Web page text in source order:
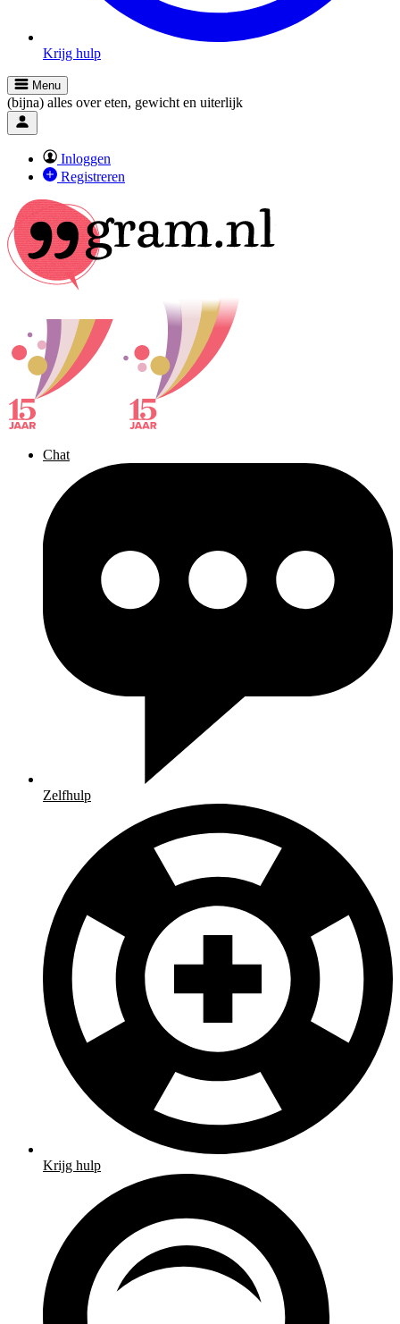
Krijg hulp
Menu
(bijna) alles over eten, gewicht en uiterlijk
Inloggen
Registreren
Chat
Zelfhulp
Krijg hulp